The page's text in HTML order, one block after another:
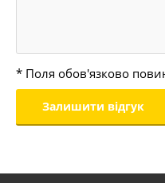
* Поля обов'язково